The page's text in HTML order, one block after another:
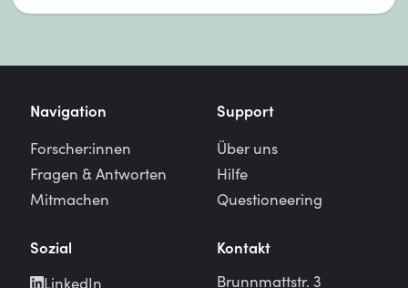
Navigation
Forscher:innen
Fragen & Antworten
Mitmachen
Support
Über uns
Hilfe
Questioneering
Sozial
LinkedIn
Kontakt
Brunnmattstr. 3